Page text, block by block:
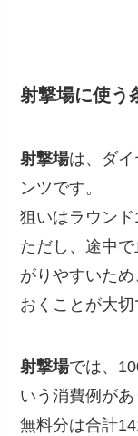
射撃場に使う
射撃場は、ダ
ンツです。
狙いはラウンド
ただし、途中
がりやすいた
おくことが大切
射撃場では、
いう消費例があ
無料分は合計